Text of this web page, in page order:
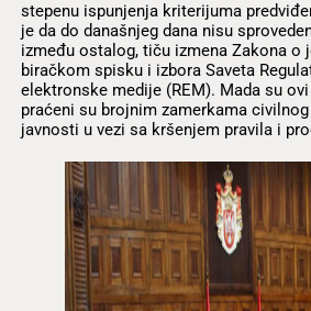
stepenu ispunjenja kriterijuma
je da do današnjeg dana nisu
između ostalog, tiču izmena Zakona o
biračkom spisku i izbora Saveta
elektronske medije (REM). Mada su
praćeni su brojnim zamerkama
javnosti u vezi sa kršenjem pravila i